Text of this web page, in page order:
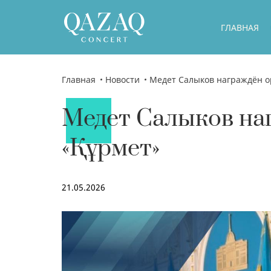
ГЛАВНАЯ
Главная
Новости Медет Салыков награждён
Медет Салыков
«Құрмет»
21.05.2026